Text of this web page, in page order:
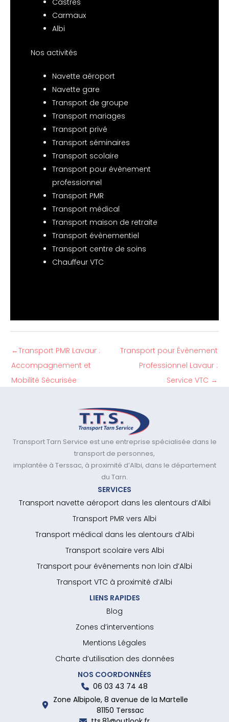
Carmaux
Albi
Nos activités
Navette aéroport
Navette gare
Transport de groupe
Transport mariages
Transport privé
Transport séminaires
Transport scolaire
Transport pour évènement
professionnel
Transport PMR
Transport médical
Transport maison de retraite
Transport évènementiel
Transport centre de soins
Chauffeur VTC
←Transport PMR Lavaur :
Accompagnement et
Mobilité Sécurisée
Transport pour Évènement
Professionnel Lavaur :
Service VTC →
Transport Tarn Service est une entreprise spécialisée dans le
transport de personnes,
implantée à Terssac, à proximité d’Albi, dans le département
du Tarn.
SERVICES
Transport navette aéroport dans les alentours d’Albi
Transport PMR vers Albi
Transport médical dans les alentours d’Albi
Transport scolaire vers Albi
Transport pour événements non loin d’Albi
Transport VTC à proximité d’Albi
LIENS RAPIDES
Blog
Zones d’interventions
Mentions Légales
Charte d’utilisation des données
NOS COORDONNÉES
06 03 43 74 48
Zone Albipole, 8 avenue de la Martelle
81150 Terssac